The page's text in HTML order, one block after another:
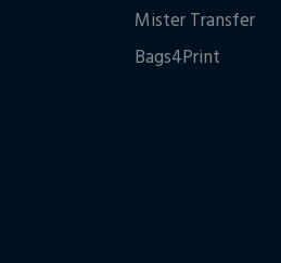
Mister Transfer
Bags4Print